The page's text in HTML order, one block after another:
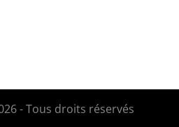
- Tous droits réservés